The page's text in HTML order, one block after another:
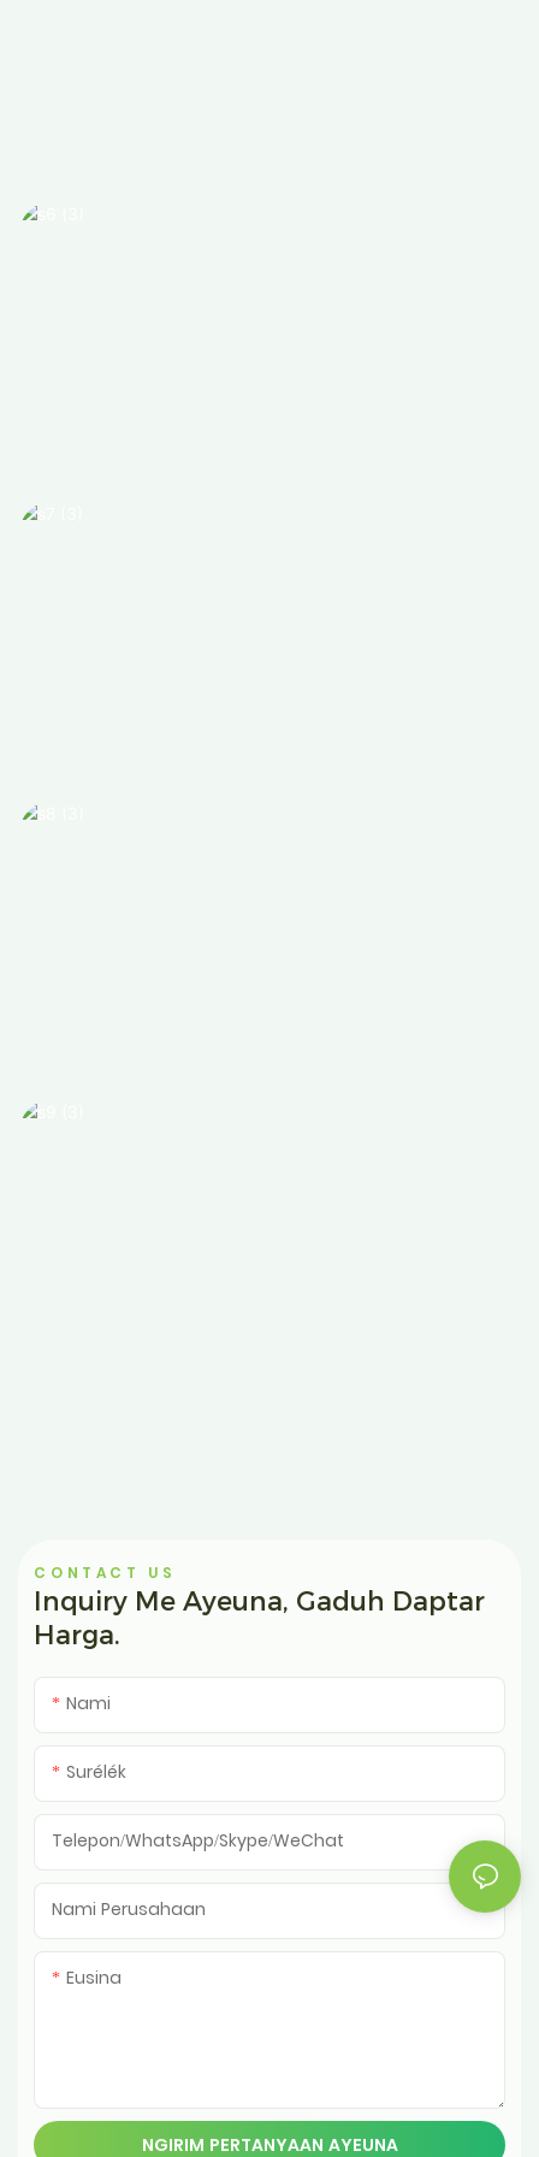
CONTACT US
Inquiry Me Ayeuna, Gaduh Daptar
Harga.
Nami
Surélék
Telepon/WhatsApp/Skype/WeChat
Nami Perusahaan
Eusina
NGIRIM PERTANYAAN AYEUNA